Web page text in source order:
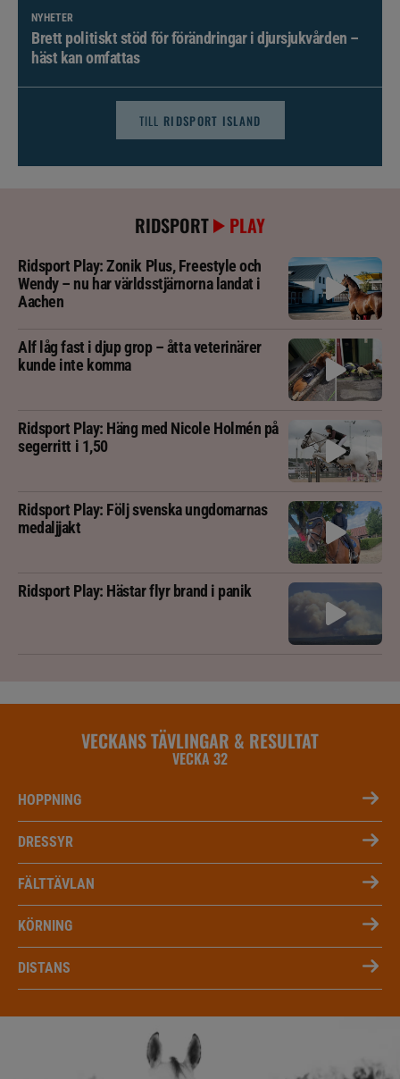
NYHETER
Brett politiskt stöd för förändringar i djursjukvården –
häst kan omfattas
TILL RIDSPORT ISLAND
RIDSPORT PLAY
Ridsport Play: Zonik Plus, Freestyle och
Wendy – nu har världsstjärnorna landat i
Aachen
Alf låg fast i djup grop – åtta veterinärer
kunde inte komma
Ridsport Play: Häng med Nicole Holmén på
segerritt i 1,50
Ridsport Play: Följ svenska ungdomarnas
medaljjakt
Ridsport Play: Hästar flyr brand i panik
VECKANS TÄVLINGAR & RESULTAT
VECKA 32
HOPPNING
DRESSYR
FÄLTTÄVLAN
KÖRNING
DISTANS